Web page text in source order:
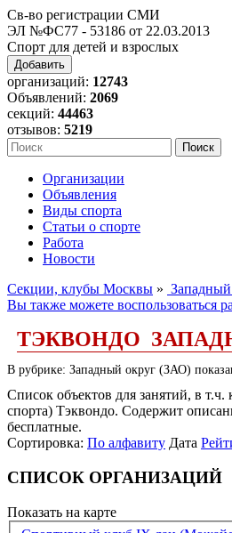
Св-во регистрации СМИ
ЭЛ №ФС77 - 53186 от 22.03.2013
Спорт для детей и взрослых
Добавить
организаций: 12743
Объявлений: 2069
секций: 44463
отзывов: 5219
Организации
Объявления
Виды спорта
Статьи о спорте
Работа
Новости
Секции, клубы Москвы »
Вы также можете воспользоваться
ТЭКВОНДО
В рубрике: Западный округ (ЗАО)
Список объектов для занятий, в
спорта) Тэквондо. Содержит
бесплатные.
Сортировка: По алфавиту Дата
СПИСОК ОРГАНИЗАЦИЙ
Показать на карте